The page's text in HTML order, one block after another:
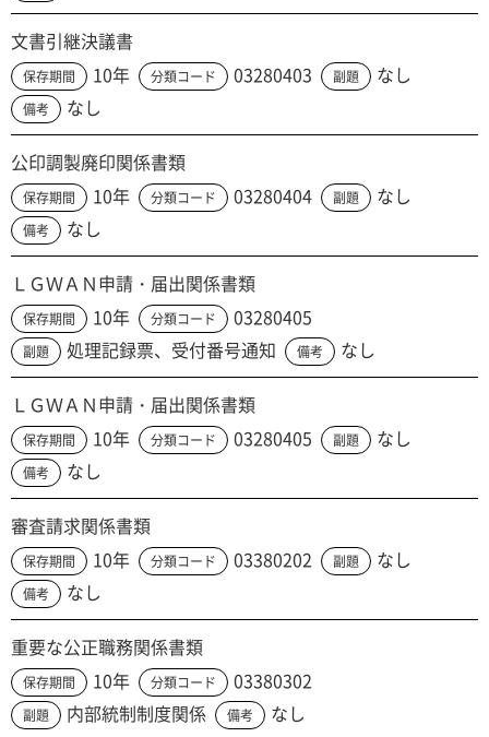
文書引継決議書
保存期間 10年 分類コード 03280403 副題 なし
備考 なし
公印調製廃印関係書類
保存期間 10年 分類コード 03280404 副題 なし
備考 なし
ＬＧＷＡＮ申請・届出関係書類
保存期間 10年 分類コード 03280405
副題 処理記録票、受付番号通知 備考 なし
ＬＧＷＡＮ申請・届出関係書類
保存期間 10年 分類コード 03280405 副題 なし
備考 なし
審査請求関係書類
保存期間 10年 分類コード 03380202 副題 なし
備考 なし
重要な公正職務関係書類
保存期間 10年 分類コード 03380302
副題 内部統制制度関係 備考 なし